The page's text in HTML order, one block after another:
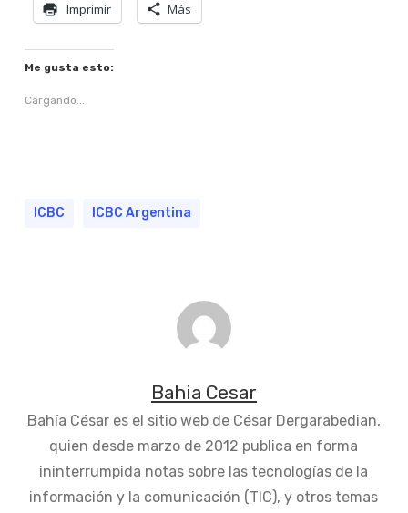
Imprimir Más
Me gusta esto:
Cargando...
ICBC ICBC Argentina
Bahia Cesar
Bahía César es el sitio web de César Dergarabedian,
quien desde marzo de 2012 publica en forma
ininterrumpida notas sobre las tecnologías de la
información y la comunicación (TIC), y otros temas